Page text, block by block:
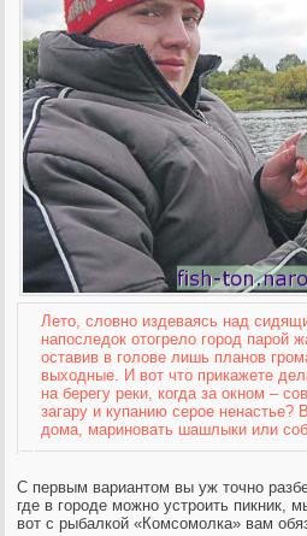
Лето, словно издеваясь над
напоследок отогрело город парой
оставив в голове лишь планов
выходные. И вотчто прикажете
на берегу реки, когда за окном –
загару и купанию серое ненастье?
дома, мариновать шашлыки или
С первым вариантом вы уж точно
где в городе можно устроить пикник,
вот с рыбалкой «Комсомолка» вам